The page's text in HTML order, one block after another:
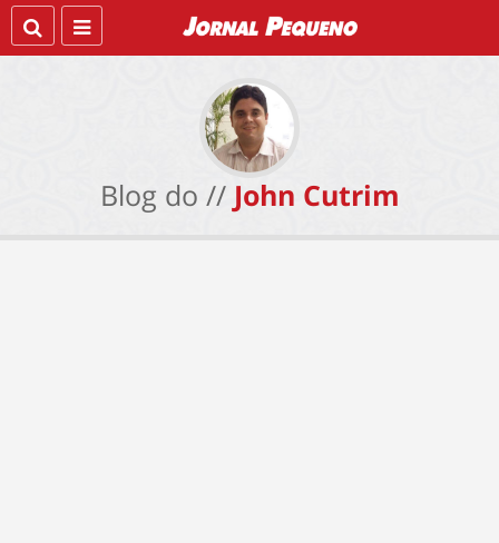
Blog do // John Cutrim